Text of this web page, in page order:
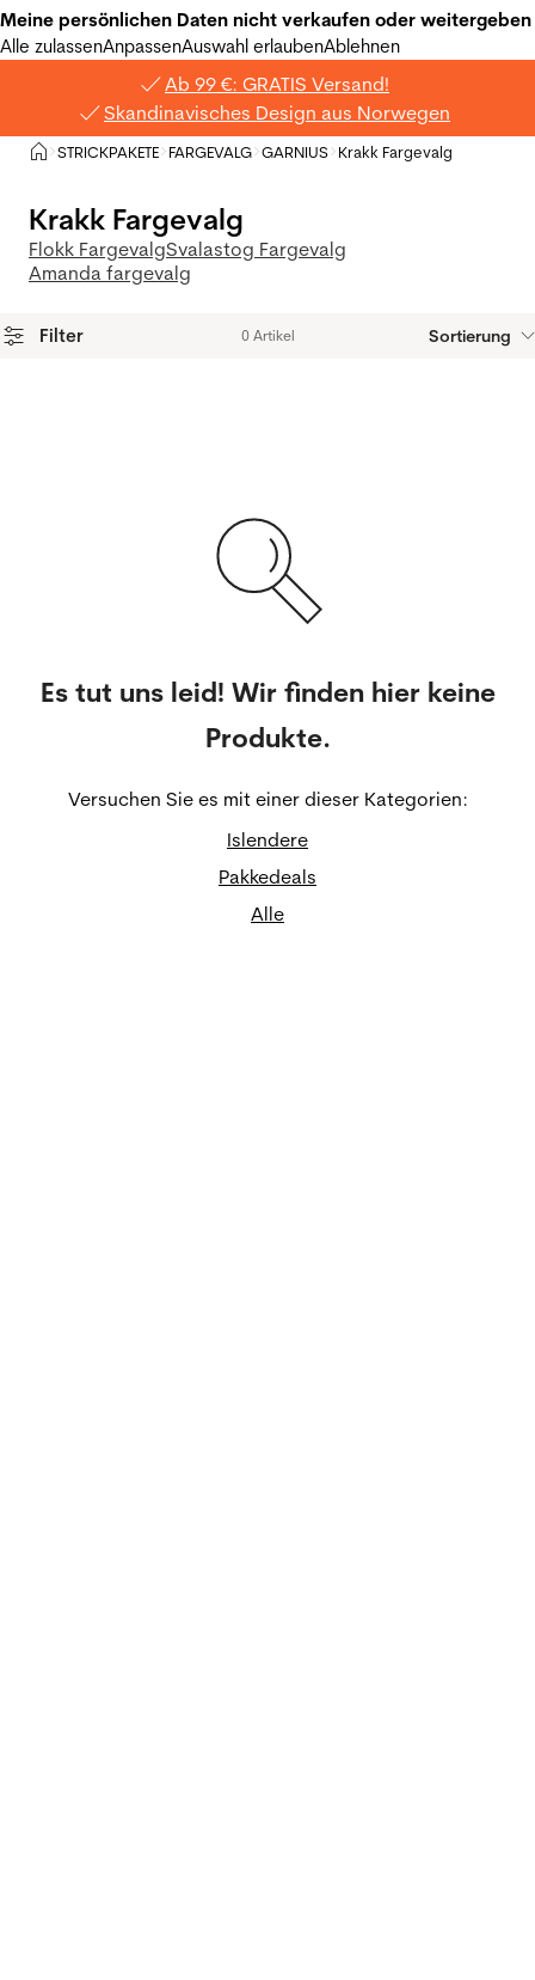
Meine persönlichen Daten nicht verkaufen oder weitergeben
Alle zulassenAnpassenAuswahl erlaubenAblehnen
Ab 99 €: GRATIS Versand!
Skandinavisches Design aus Norwegen
Privat
>STRICKPAKETE >FARGEVALG >GARNIUS >Krakk Fargevalg
Krakk Fargevalg
Flokk FargevalgSvalastog Fargevalg
Amanda fargevalg
Filter 0 Artikel Sortierung
Es tut uns leid! Wir finden hier keine
Produkte.
Versuchen Sie es mit einer dieser Kategorien:
Islendere
Pakkedeals
Alle